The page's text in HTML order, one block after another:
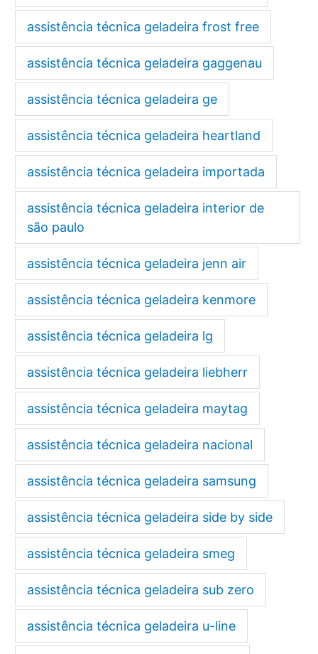
assistência técnica geladeira frost free
assistência técnica geladeira gaggenau
assistência técnica geladeira ge
assistência técnica geladeira heartland
assistência técnica geladeira importada
assistência técnica geladeira interior de
são paulo
assistência técnica geladeira jenn air
assistência técnica geladeira kenmore
assistência técnica geladeira lg
assistência técnica geladeira liebherr
assistência técnica geladeira maytag
assistência técnica geladeira nacional
assistência técnica geladeira samsung
assistência técnica geladeira side by side
assistência técnica geladeira smeg
assistência técnica geladeira sub zero
assistência técnica geladeira u-line